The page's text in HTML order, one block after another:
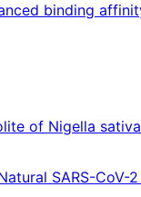
binding
of Nigella
SARS-